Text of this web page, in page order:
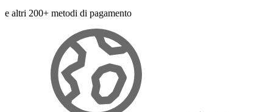
e altri 200+ metodi di pagamento